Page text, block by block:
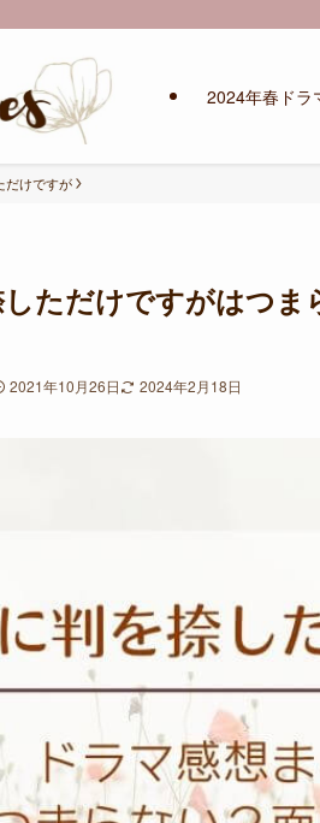
2024年春ドラ
だけですが
ただけですがはつ
2021年10月26日 2024年2月18日